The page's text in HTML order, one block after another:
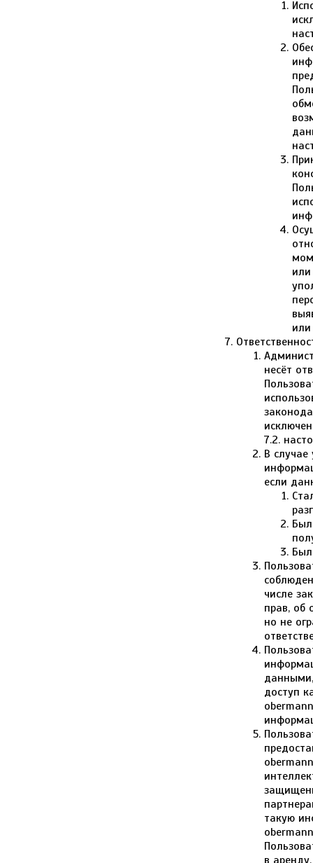
несёт
7.2.
В
если
числе
прав, об
но не
доступ
такую
в